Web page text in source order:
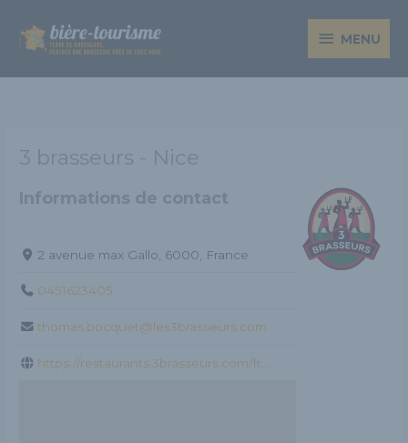
contenu
MENU
MENU
3 brasseurs - Nice
Informations de contact
2 avenue max Gallo, 6000, France
0451623405
thomas.bocquet@les3brasseurs.com
https://restaurants.3brasseurs.com/fr...